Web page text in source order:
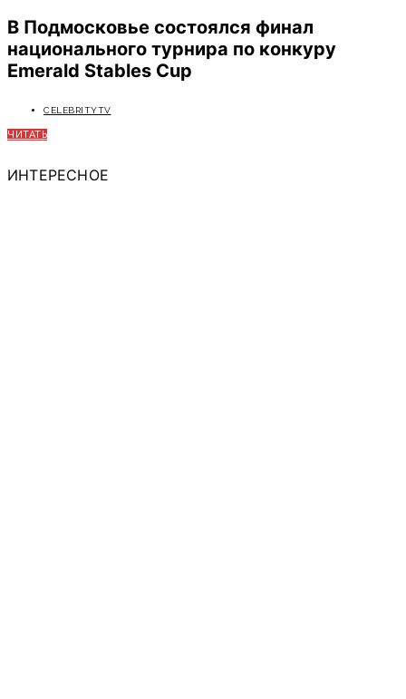
В Подмосковье состоялся финал
национального турнира по конкуру
Emerald Stables Cup
CELEBRITYTV
ЧИТАТЬ
ИНТЕРЕСНОЕ